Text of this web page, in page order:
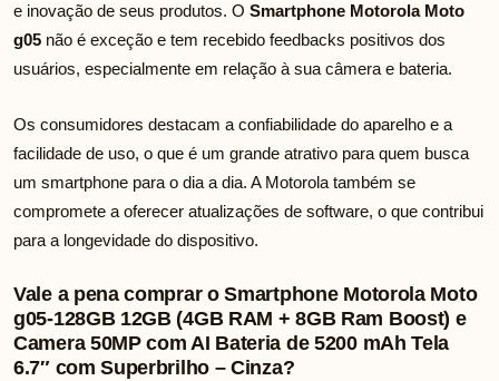
e inovação de seus produtos. O Smartphone Motorola Moto
g05 não é exceção e tem recebido feedbacks positivos dos
usuários, especialmente em relação à sua câmera e bateria.
Os consumidores destacam a confiabilidade do aparelho e a
facilidade de uso, o que é um grande atrativo para quem busca
um smartphone para o dia a dia. A Motorola também se
compromete a oferecer atualizações de software, o que contribui
para a longevidade do dispositivo.
Vale a pena comprar o Smartphone Motorola Moto
g05-128GB 12GB (4GB RAM + 8GB Ram Boost) e
Camera 50MP com AI Bateria de 5200 mAh Tela
6.7″ com Superbrilho – Cinza?